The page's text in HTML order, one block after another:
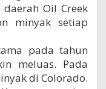
Oil Creek
minyak setiap
pada tahun
meluas. Pada
di Colorado.